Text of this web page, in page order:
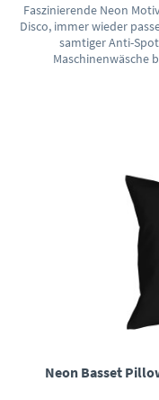
Faszinierende Neon
Disco, immer wieder
samtiger Anti-
Maschinenwäsche
Neon Basset